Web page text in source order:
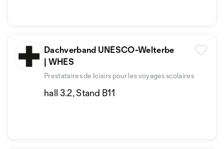
Dachverband UNESCO-Welterbe
| WHES
Prestataires de loisirs pour les voyages scolaires
hall 3.2, Stand B11